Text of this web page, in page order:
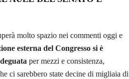
molto spazio nei commenti oggi e
esterna del Congresso si è
per mezzi e consistenza,
ci sarebbero state decine di migliaia di